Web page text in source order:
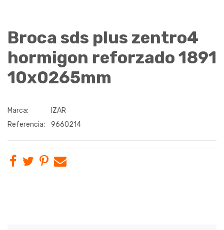
Broca sds plus zentro4
hormigon reforzado 1891
10x0265mm
Marca:
IZAR
Referencia:
9660214